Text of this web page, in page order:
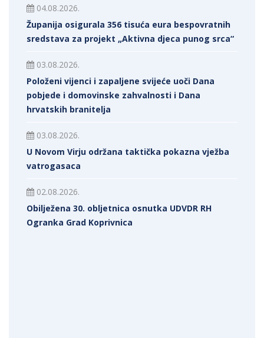
04.08.2026.
Županija osigurala 356 tisuća eura bespovratnih
sredstava za projekt „Aktivna djeca punog srca“
03.08.2026.
Položeni vijenci i zapaljene svijeće uoči Dana
pobjede i domovinske zahvalnosti i Dana
hrvatskih branitelja
03.08.2026.
U Novom Virju održana taktička pokazna vježba
vatrogasaca
02.08.2026.
Obilježena 30. obljetnica osnutka UDVDR RH
Ogranka Grad Koprivnica